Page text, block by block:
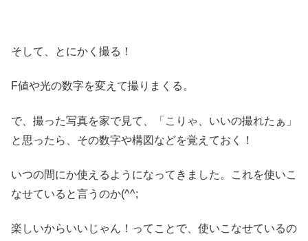
そして、とにかく撮る！
F値や光の数字を変えて撮りまくる。
で、撮った写真を家で見て、「こりゃ、いいの撮れたぁ」
と思ったら、その数字や構図などを覚えておく！
いつの間にか使えるようになってきました。これを使いこ
なせていると言うのか(^^;
楽しいからいいじゃん！ってことで、使いこなせているの